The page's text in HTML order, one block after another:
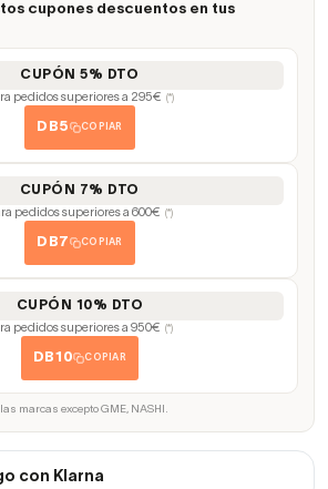
cupones descuentos en tus
CUPÓN 5% DTO
pedidos superiores a 295€ (*)
DB5 COPIAR
CUPÓN 7% DTO
pedidos superiores a 600€ (*)
DB7 COPIAR
CUPÓN 10% DTO
pedidos superiores a 950€ (*)
DB10 COPIAR
marcas excepto GME, NASHI.
con Klarna